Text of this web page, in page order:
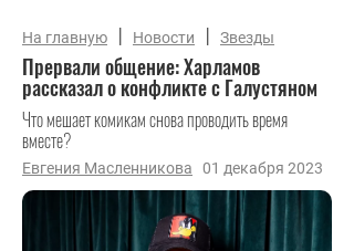
На главную | Новости | Звезды
Прервали общение: Харламов
рассказал о конфликте с Галустяном
Что мешает комикам снова проводить время
вместе?
Евгения Масленникова 01 декабря 2023